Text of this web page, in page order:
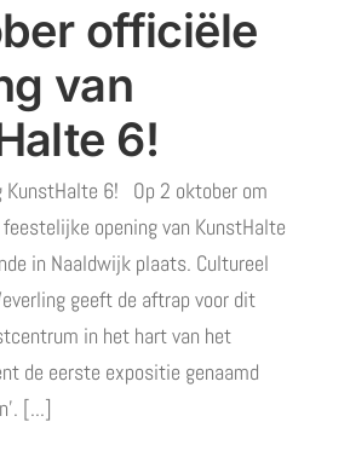
officiële
van
6!
KunstHalte 6! Op 2 oktober om
opening van KunstHalte
in Naaldwijk plaats. Cultureel
geeft de aftrap voor dit
in het hart van het
de eerste expositie genaamd
[...]